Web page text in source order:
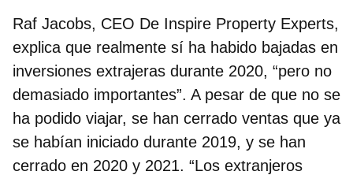
Raf Jacobs, CEO De Inspire Property Experts,
explica que realmente sí ha habido bajadas en
inversiones extrajeras durante 2020, “pero no
demasiado importantes”. A pesar de que no se
ha podido viajar, se han cerrado ventas que ya
se habían iniciado durante 2019, y se han
cerrado en 2020 y 2021. “Los extranjeros